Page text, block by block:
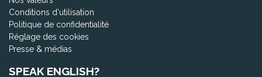
Conditions d'utilisation
Politique de confidentialité
Réglage des cookies
Presse & médias
SPEAK ENGLISH?